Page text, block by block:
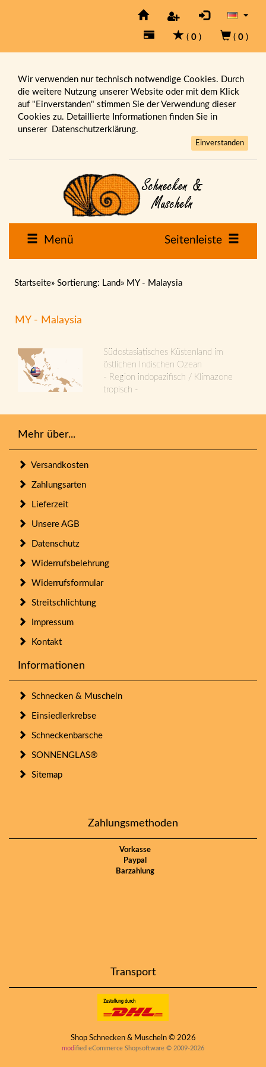
( 0 ) ( 0 )
Wir verwenden nur technisch notwendige Cookies. Durch
die weitere Nutzung unserer Website oder mit dem Klick
auf "Einverstanden" stimmen Sie der Verwendung dieser
Cookies zu. Detaillierte Informationen finden Sie in
unserer Datenschutzerklärung.
Einverstanden
Menü Seitenleiste
Startseite» Sortierung: Land» MY - Malaysia
MY - Malaysia
Südostasiatisches Küstenland im
östlichen Indischen Ozean
- Region indopazifisch / Klimazone
tropisch -
Mehr über...
Versandkosten
Zahlungsarten
Lieferzeit
Unsere AGB
Datenschutz
Widerrufsbelehrung
Widerrufsformular
Streitschlichtung
Impressum
Kontakt
Informationen
Schnecken & Muscheln
Einsiedlerkrebse
Schneckenbarsche
SONNENGLAS®
Sitemap
Zahlungsmethoden
Vorkasse
Paypal
Barzahlung
Transport
Shop Schnecken & Muscheln © 2026
modified eCommerce Shopsoftware © 2009-2026